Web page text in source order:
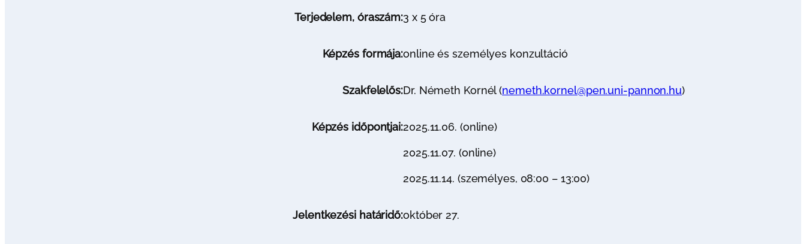
Terjedelem, óraszám:3 x 5 óra
Képzés formája:online és személyes konzultáció
Szakfelelős:Dr. Németh Kornél (nemeth.kornel@pen.uni-pannon.hu)
Képzés időpontjai:2025.11.06. (online)
2025.11.07. (online)
2025.11.14. (személyes, 08:00 – 13:00)
Jelentkezési határidő:október 27.